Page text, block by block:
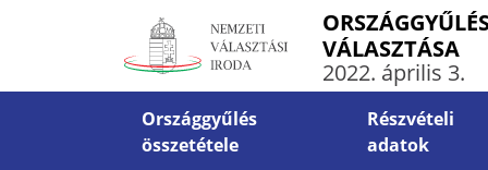
VÁLASZTÁSA
2022. április 3.
Országgyűlés
összetétele
Részvételi
adatok